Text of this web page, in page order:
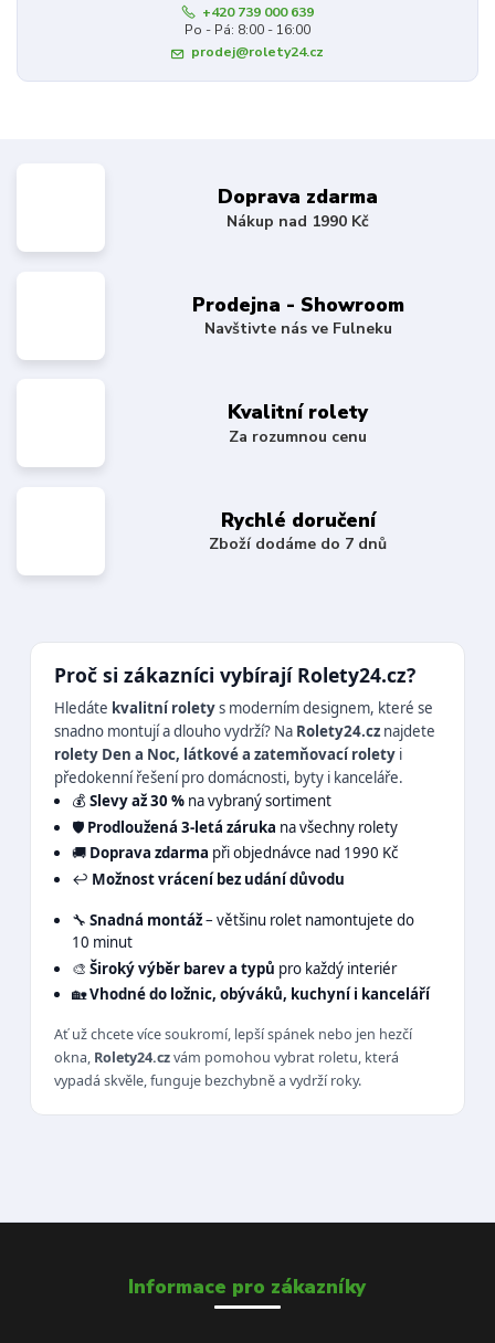
+420 739 000 639
Po - Pá: 8:00 - 16:00
prodej@rolety24.cz
Doprava zdarma
Nákup nad 1990 Kč
Prodejna - Showroom
Navštivte nás ve Fulneku
Kvalitní rolety
Za rozumnou cenu
Rychlé doručení
Zboží dodáme do 7 dnů
Proč si zákazníci vybírají Rolety24.cz?
Hledáte kvalitní roletys moderním designem, které se
snadno montují a dlouho vydrží? Na Rolety24.cz najdete
rolety Den a Noc, látkové a zatemňovací rolety i
předokenní řešení pro domácnosti, byty i kanceláře.
💰 Slevy až 30 %na vybraný sortiment
🛡️ Prodloužená 3-letá záruka na všechny rolety
🚚 Doprava zdarma při objednávce nad 1990 Kč
↩️ Možnost vrácení bez udání důvodu
🔧 Snadná montáž– většinu rolet namontujete do
10 minut
🎨 Široký výběr barev a typů pro každý interiér
🏡Vhodné do ložnic, obýváků, kuchyní i kanceláří
Ať už chcete více soukromí, lepší spánek nebo jen hezčí
okna, Rolety24.czvám pomohou vybrat roletu, která
vypadá skvěle, funguje bezchybně a vydrží roky.
Informace pro zákazníky